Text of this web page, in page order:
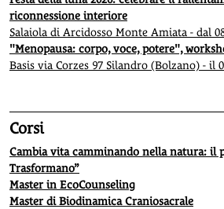
riconnessione interiore
Salaiola di Arcidosso Monte Amiata - dal
"Menopausa: corpo, voce, potere",
Basis via Corzes 97 Silandro (Bolzano) - il
Corsi
Cambia vita camminando nella natura: il
Trasformano”
Master in EcoCounseling
Master di Biodinamica Craniosacrale